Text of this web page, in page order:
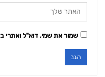
שמור את שמי, דוא"ל